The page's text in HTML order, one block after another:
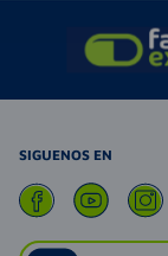
SIGUENOS EN